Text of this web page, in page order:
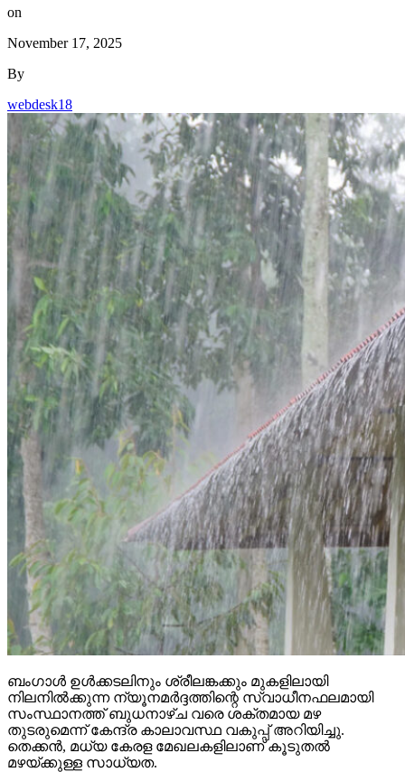
on
November 17, 2025
By
webdesk18
ബംഗാള്‍ ഉള്‍ക്കടലിനും ശ്രീലങ്കക്കും മുകളിലായി
നിലനില്‍ക്കുന്ന ന്യൂനമര്‍ദ്ദത്തിന്റെ സ്വാധീനഫലമായി
സംസ്ഥാനത്ത് ബുധനാഴ്ച വരെ ശക്തമായ മഴ
തുടരുമെന്ന് കേന്ദ്ര കാലാവസ്ഥ വകുപ്പ് അറിയിച്ചു.
തെക്കന്‍, മധ്യ കേരള മേഖലകളിലാണ് കൂടുതല്‍
മഴയ്ക്കുള്ള സാധ്യത.